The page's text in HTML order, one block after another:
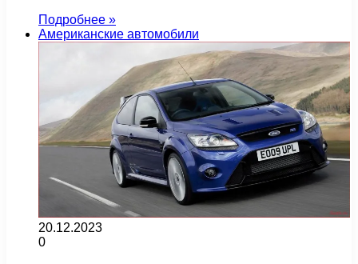
Подробнее »
Американские автомобили
20.12.2023
0